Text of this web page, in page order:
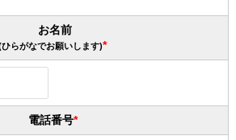
お名前
ひらがなでお願いします)
電話番号